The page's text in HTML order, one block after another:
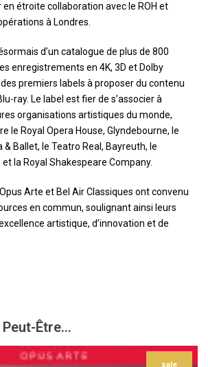
étroite collaboration avec le ROH et
à Londres.
d’un catalogue de plus de 800
enregistrements en 4K, 3D et Dolby
des premiers labels à proposer du contenu
ray. Le label est fier de s’associer à
organisations artistiques du monde,
le Royal Opera House, Glyndebourne, le
& Ballet, le Teatro Real, Bayreuth, le
et la Royal Shakespeare Company.
Arte et Bel Air Classiques ont convenu
en commun, soulignant ainsi leurs
artistique, d’innovation et de
Être...
sale